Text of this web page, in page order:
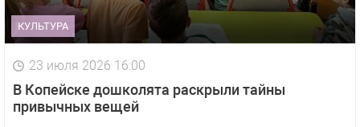
КУЛЬТУРА
23 июля 2026 16:00
В Копейске дошколята раскрыли тайны
привычных вещей